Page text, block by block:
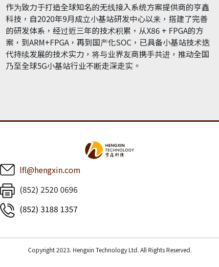
作为致力于打造全球知名的无线接入系统方案提供商的亨鑫
科技，自2020年9月成立小基站研发中心以来，搭建了完善
的研发体系，经过近三年的技术积累，从X86 + FPGA的方
案，到ARM+FPGA，再到国产化SOC，已具备小基站技术迭
代持续发展的技术实力，将与业界友商携手共进，推动全国
乃至全球5G小基站行业不断走深走实。
lfl@hengxin.com
(852) 2520 0696
(852) 3188 1357
Copyright 2023. Hengxin Technology Ltd. All Rights Reserved.